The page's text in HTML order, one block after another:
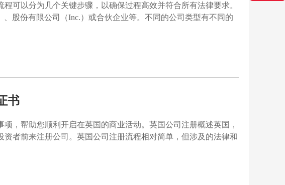
可以分为几个关键步骤，以确保过程高效并符合所有法律要求。
股份有限公司（Inc.）或合伙企业等。不同的公司类型有不同的
书
，帮助您顺利开启在英国的商业活动。英国公司注册概述英国，
者前来注册公司。英国公司注册流程相对简单，但涉及的法律和